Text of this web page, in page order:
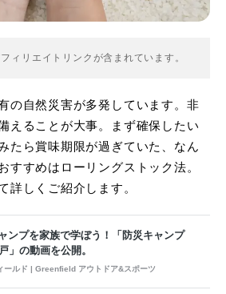
ィリエイトリンクが含まれています。
の自然災害が多発しています。非
えることが大事。まず確保したい
たら賞味期限が過ぎていた、なん
すすめはローリングストック法。
詳しくご紹介します。
ンプを家族で学ぼう！「防災キャンプ
」の動画を公開。
ールド | Greenfield アウトドア&スポーツ